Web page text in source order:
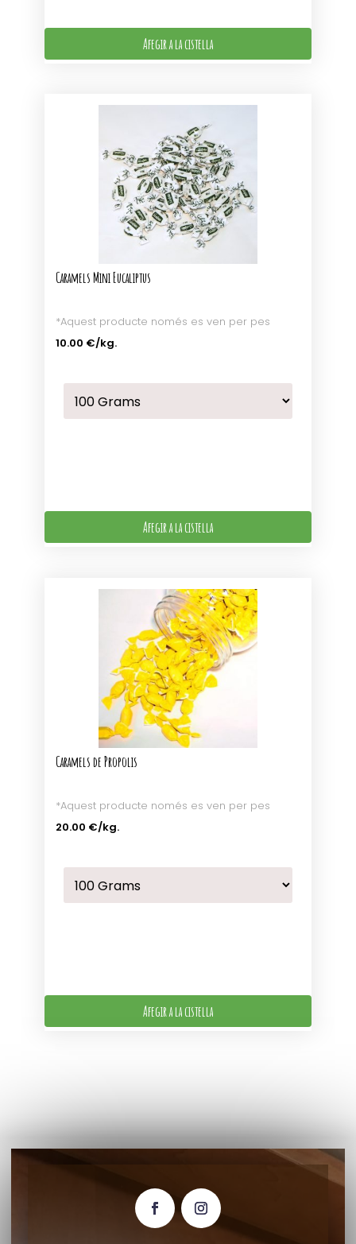
Afegir a la cistella
Caramels Mini Eucaliptus
*Aquest producte només es ven per pes
10.00 €/kg.
Afegir a la cistella
Caramels de Propolis
*Aquest producte només es ven per pes
20.00 €/kg.
Afegir a la cistella